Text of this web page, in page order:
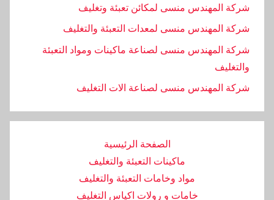
شركة المهندس منسى لمكائن تعبئة وتغليف
شركة المهندس منسى لمعدات التعبئة والتغليف
شركة المهندس منسى لصناعة ماكينات ومواد التعبئة
والتغليف
‏شركة المهندس منسى لصناعة الات التغليف
الصفحة الرئيسية
ماكينات التعبئة والتغليف
مواد وخامات التعبئة والتغليف
خامات و رولات اكياس التغليف